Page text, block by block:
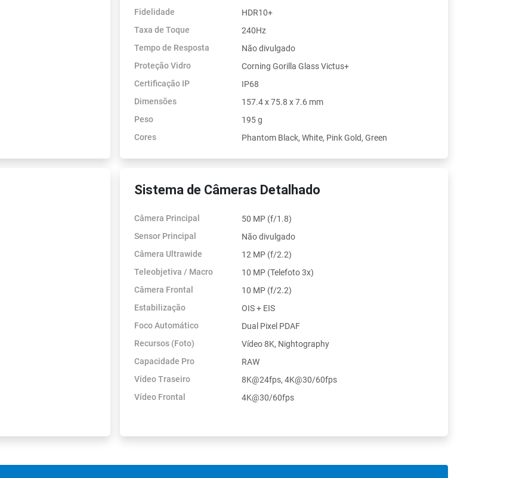
Fidelidade
HDR10+
Taxa de Toque
240Hz
Tempo de Resposta
Não divulgado
Proteção Vidro
Corning Gorilla Glass Victus+
Certificação IP
IP68
Dimensões
157.4 x 75.8 x 7.6 mm
Peso
195 g
Cores
Phantom Black, White, Pink Gold, Green
Sistema de Câmeras Detalhado
Câmera Principal
50 MP (f/1.8)
Sensor Principal
Não divulgado
Câmera Ultrawide
12 MP (f/2.2)
Teleobjetiva / Macro
10 MP (Telefoto 3x)
Câmera Frontal
10 MP (f/2.2)
Estabilização
OIS + EIS
Foco Automático
Dual Pixel PDAF
Recursos (Foto)
Vídeo 8K, Nightography
Capacidade Pro
RAW
Vídeo Traseiro
8K@24fps, 4K@30/60fps
Vídeo Frontal
4K@30/60fps